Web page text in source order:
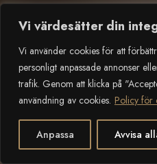
Vi värdesätter din
Vi använder cookies för att
personligt anpassade annonser
trafik. Genom att klicka på
användning av cookies. Policy för
Anpassa Avvisa